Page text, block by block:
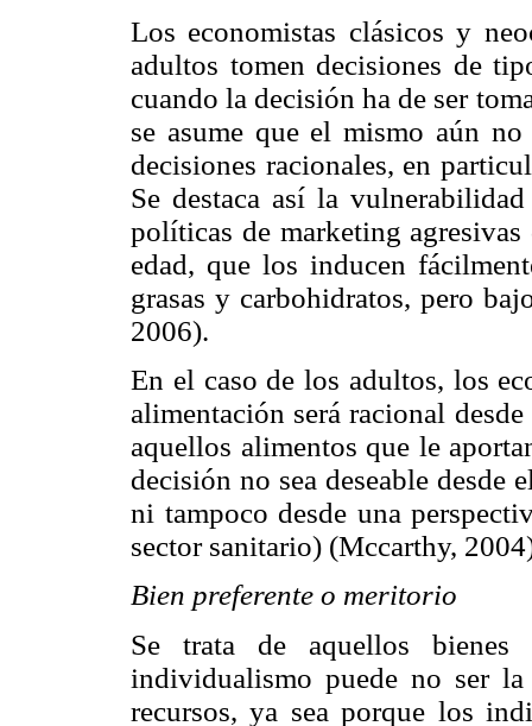
Los economistas clásicos y
adultos tomen decisiones de
cuando la decisión ha de ser
se asume que el mismo aún no
decisiones racionales, en
Se destaca así la
políticas de marketing
edad, que los inducen
grasas y carbohidratos, pero
2006).
En el caso de los adultos, los
alimentación será racional
aquellos alimentos que le
decisión no sea deseable
ni tampoco desde una
sector sanitario) (Mccarthy,
Bien preferente o meritorio
Se trata de aquellos
individualismo puede no ser
recursos, ya sea porque los